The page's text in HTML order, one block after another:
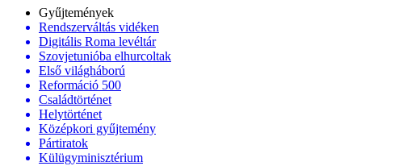
Gyűjtemények
Rendszerváltás vidéken
Digitális Roma levéltár
Szovjetunióba elhurcoltak
Első világháború
Reformáció 500
Családtörténet
Helytörténet
Középkori gyűjtemény
Pártiratok
Külügyminisztérium